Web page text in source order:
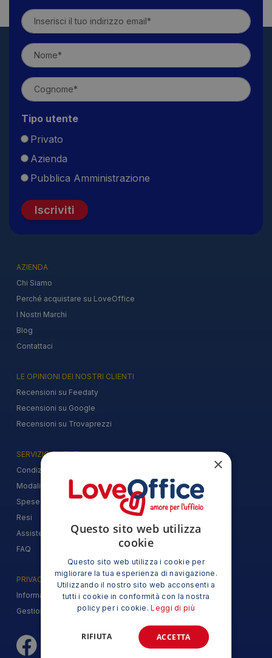
Tipo utente
Privato
Azienda
Pubblica Amministrazione
Iscriviti
AZIENDA
Chi Siamo
Perché acquistare su LoveOffice
I Nostri Marchi
Blog
Contattaci
LE OPINIONI DEI NOSTRI CLIENTI
Recensioni su Feedaty
Recensioni su Google
Recensioni su Trovaprezzi
SERVIZIO CLIENTI
Condizioni Generali di Vendita
Modalità di Pagamento
Spese e Tempi di Spedizione
Resi
Assistenza
FAQ
PRIVACY
Informazioni sulla Privacy
Gestione e Utilizzo dei Cookie
×
Questo sito web utilizza
cookie
Questo sito web utilizza i cookie per
migliorare la tua esperienza di navigazione.
Utilizzando il nostro sito web acconsenti a
tutti i cookie in conformità con la nostra
policy per i cookie.Leggi di più
ACCETTA
RIFIUTA